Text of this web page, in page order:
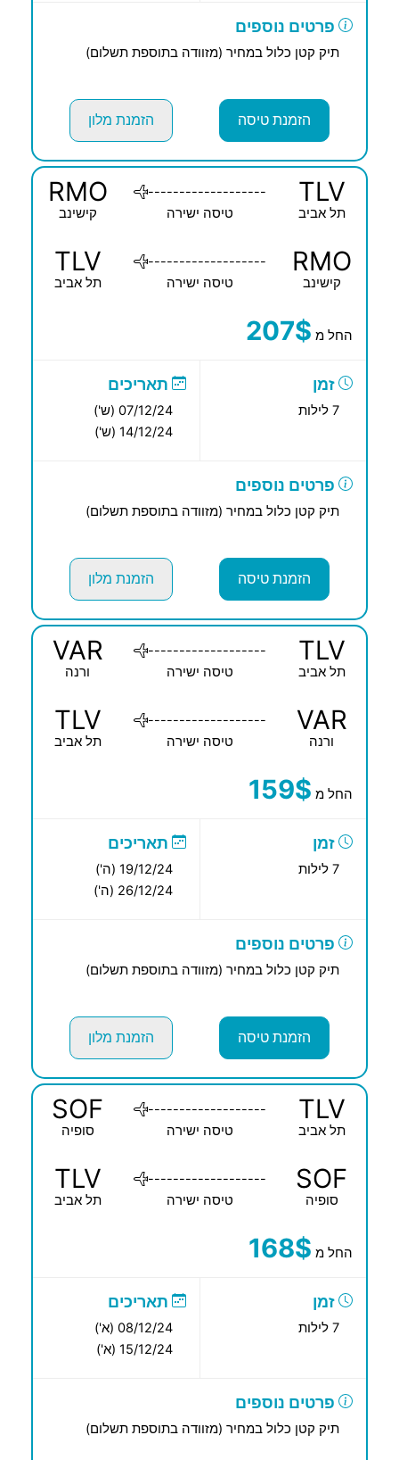
פרטים נוספים
תיק קטן כלול במחיר (מזוודה בתוספת תשלום)
הזמנת טיסה הזמנת מלון
TLV
תל אביב
-------------------
טיסה ישירה
RMO
קישינב
RMO
קישינב
-------------------
טיסה ישירה
TLV
תל אביב
החל מ 207$
זמן
7 לילות
תאריכים
07/12/24 (ש')
14/12/24 (ש')
פרטים נוספים
תיק קטן כלול במחיר (מזוודה בתוספת תשלום)
הזמנת טיסה הזמנת מלון
TLV
תל אביב
-------------------
טיסה ישירה
VAR
ורנה
VAR
ורנה
-------------------
טיסה ישירה
TLV
תל אביב
החל מ 159$
זמן
7 לילות
תאריכים
19/12/24 (ה')
26/12/24 (ה')
פרטים נוספים
תיק קטן כלול במחיר (מזוודה בתוספת תשלום)
הזמנת טיסה הזמנת מלון
TLV
תל אביב
-------------------
טיסה ישירה
SOF
סופיה
SOF
סופיה
-------------------
טיסה ישירה
TLV
תל אביב
החל מ 168$
זמן
7 לילות
תאריכים
08/12/24 (א')
15/12/24 (א')
פרטים נוספים
תיק קטן כלול במחיר (מזוודה בתוספת תשלום)